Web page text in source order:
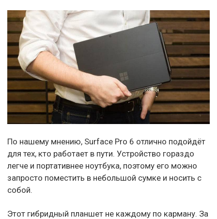
По нашему мнению, Surface Pro 6 отлично подойдёт
для тех, кто работает в пути. Устройство гораздо
легче и портативнее ноутбука, поэтому его можно
запросто поместить в небольшой сумке и носить с
собой.
Этот гибридный планшет не каждому по карману. За